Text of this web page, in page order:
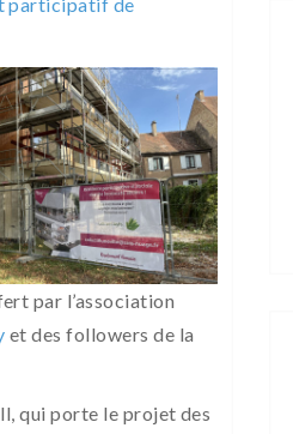
par l’association
et des followers de la
qui porte le projet des